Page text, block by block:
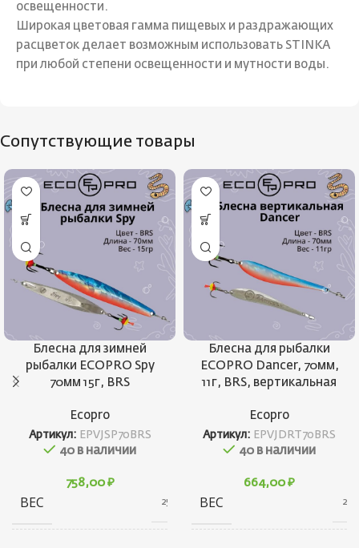
освещенности.
Широкая цветовая гамма пищевых и раздражающих
расцветок делает возможным использовать STINKA
при любой степени освещенности и мутности воды.
Сопутствующие товары
Блесна для зимней
рыбалки ECOPRO Spy
70мм 15г, BRS
Ecopro
Артикул: EPVJSP70BRS
40 в наличии
758,00 ₽
ВЕС 25 г
Блесна для рыбалки
ECOPRO Dancer, 70мм,
11г, BRS, вертикальная
Ecopro
Артикул: EPVJDRT70BRS
40 в наличии
664,00 ₽
ВЕС 21 г